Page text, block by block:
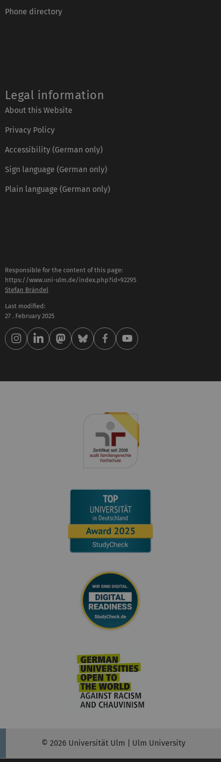
Phone directory
Legal information
About this Website
Privacy Policy
Accessibility (German only)
Sign language (German only)
Plain language (German only)
Responsible for the content of this page:
https://www.uni-ulm.de/index.php?id=92295
Stefan Brändel
Last modified:
27 . February 2025
© 2026 Universität Ulm | Ulm University